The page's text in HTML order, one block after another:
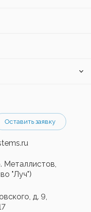
Оставить заявку
Металлистов,
"Луч")
д. 9,